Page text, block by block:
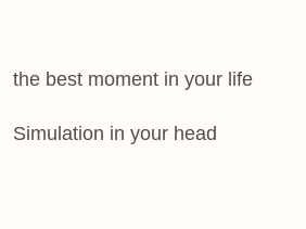
the best moment in your life
Simulation in your head